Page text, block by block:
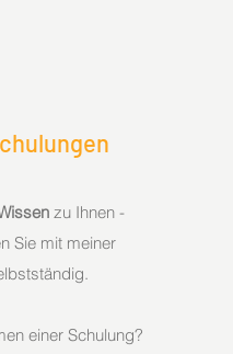
zu Ihnen -
Sie mit meiner
einer Schulung?